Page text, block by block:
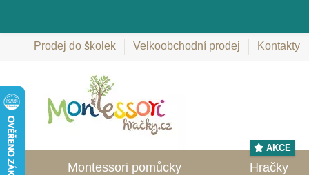
Prodej do školek Velkoobchodní prodej Kontakty
Montessori pomůcky Hračky
AKCE